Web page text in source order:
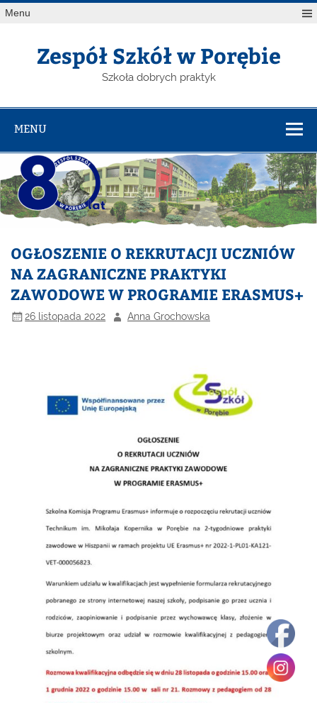
Menu
Zespół Szkół w Porębie
Szkoła dobrych praktyk
MENU
OGŁOSZENIE O REKRUTACJI UCZNIÓW
NA ZAGRANICZNE PRAKTYKI
ZAWODOWE W PROGRAMIE ERASMUS+
26 listopada 2022 Anna Grochowska